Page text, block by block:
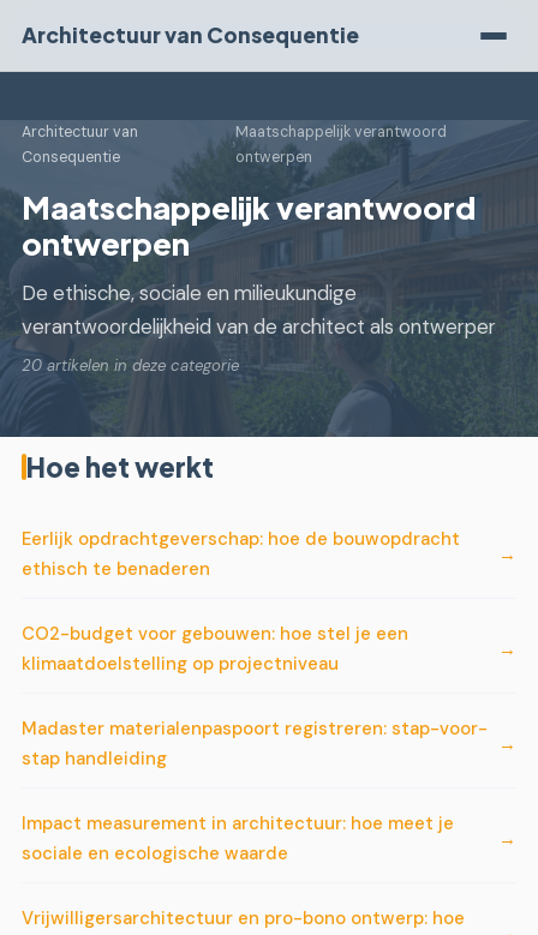
Architectuur van Consequentie
Architectuur van
Consequentie
›
Maatschappelijk verantwoord
ontwerpen
Maatschappelijk verantwoord
ontwerpen
De ethische, sociale en milieukundige
verantwoordelijkheid van de architect als ontwerper
20 artikelen in deze categorie
Hoe het werkt
Eerlijk opdrachtgeverschap: hoe de bouwopdracht
ethisch te benaderen
CO2-budget voor gebouwen: hoe stel je een
klimaatdoelstelling op projectniveau
Madaster materialenpaspoort registreren: stap-voor-
stap handleiding
Impact measurement in architectuur: hoe meet je
sociale en ecologische waarde
Vrijwilligersarchitectuur en pro-bono ontwerp: hoe